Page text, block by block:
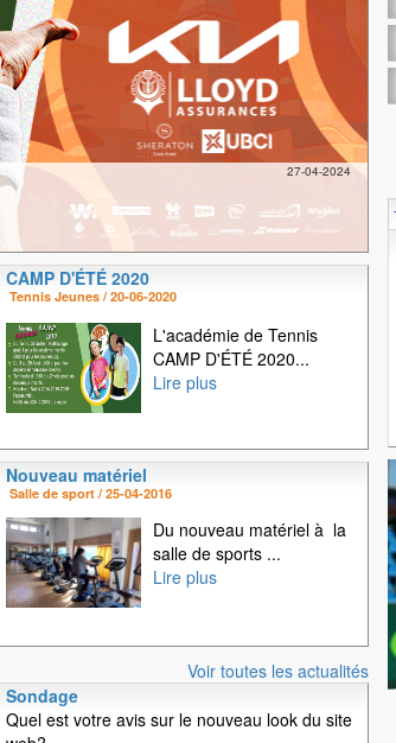
27-04-2024
CAMP D'ÉTÉ 2020
Tennis Jeunes / 20-06-2020
L'académie de Tennis
CAMP D'ÉTÉ 2020...
Lire plus
Nouveau matériel
Salle de sport / 25-04-2016
Du nouveau matériel à la
salle de sports ...
Lire plus
Voir toutes les actualités
Sondage
Quel est votre avis sur le nouveau look du site